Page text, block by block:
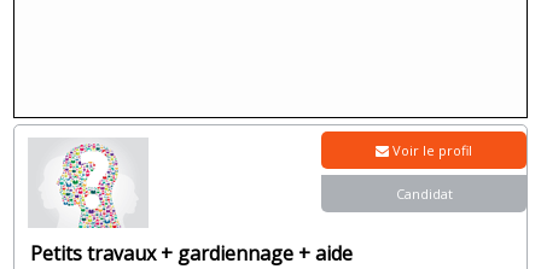
Petits travaux + gardiennage + aide
Voir le profil
Candidat